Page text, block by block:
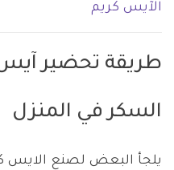
الآيس كريم
طريقة تحضير
السكر في المنزل
يلجأ البعض لصنع الايس